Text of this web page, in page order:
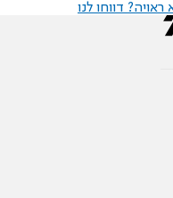
דווחו לנו